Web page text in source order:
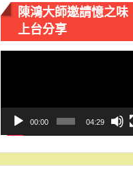
陳鴻大師邀請憶之味
上台分享
放
00:00 04:29